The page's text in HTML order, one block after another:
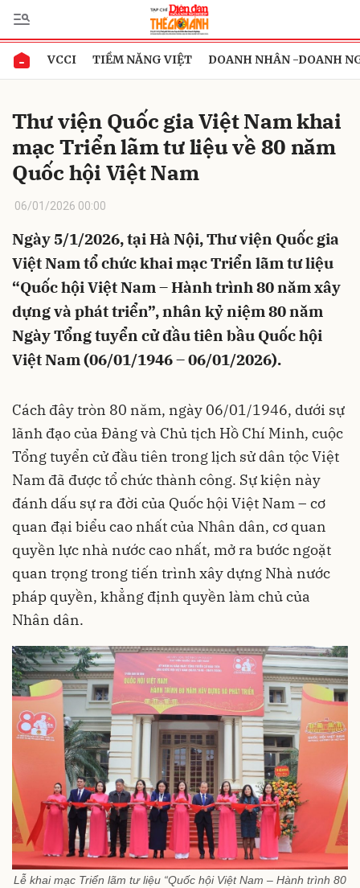
VCCI TIỀM NĂNG VIỆT DOANH NHÂN -DOANH
Thư viện Quốc gia Việt Nam khai
mạc Triển lãm tư liệu về 80 năm
Quốc hội Việt Nam
06/01/2026 00:00
Ngày 5/1/2026, tại Hà Nội, Thư viện Quốc gia
Việt Nam tổ chức khai mạc Triển lãm tư liệu
“Quốc hội Việt Nam – Hành trình 80 năm xây
dựng và phát triển”, nhân kỷ niệm 80 năm
Ngày Tổng tuyển cử đầu tiên bầu Quốc hội
Việt Nam (06/01/1946 – 06/01/2026).
Cách đây tròn 80 năm, ngày 06/01/1946, dưới sự
lãnh đạo của Đảng và Chủ tịch Hồ Chí Minh, cuộc
Tổng tuyển cử đầu tiên trong lịch sử dân tộc Việt
Nam đã được tổ chức thành công. Sự kiện này
đánh dấu sự ra đời của Quốc hội Việt Nam – cơ
quan đại biểu cao nhất của Nhân dân, cơ quan
quyền lực nhà nước cao nhất, mở ra bước ngoặt
quan trọng trong tiến trình xây dựng Nhà nước
pháp quyền, khẳng định quyền làm chủ của
Nhân dân.
Lễ khai mạc Triển lãm tư liệu “Quốc hội Việt Nam – Hành trình 80
Gửi bình luận
Hủy Gửi